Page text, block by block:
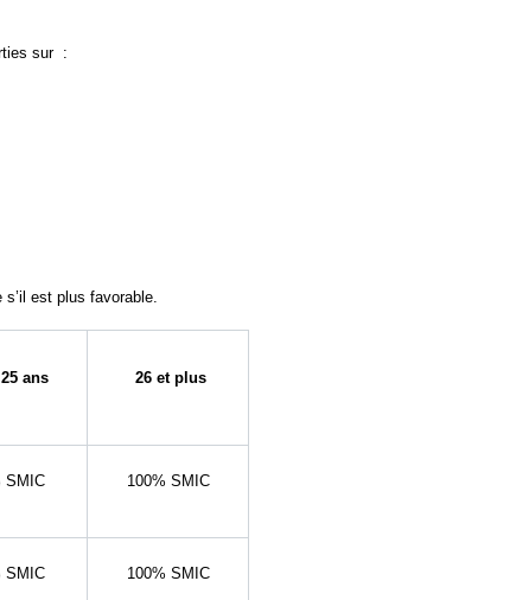
sur :
est plus favorable.
ans 26 et plus
SMIC 100% SMIC
SMIC 100% SMIC